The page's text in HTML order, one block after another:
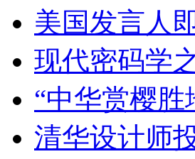
美国发言人
现代密码学
“中华赏樱
清华设计师